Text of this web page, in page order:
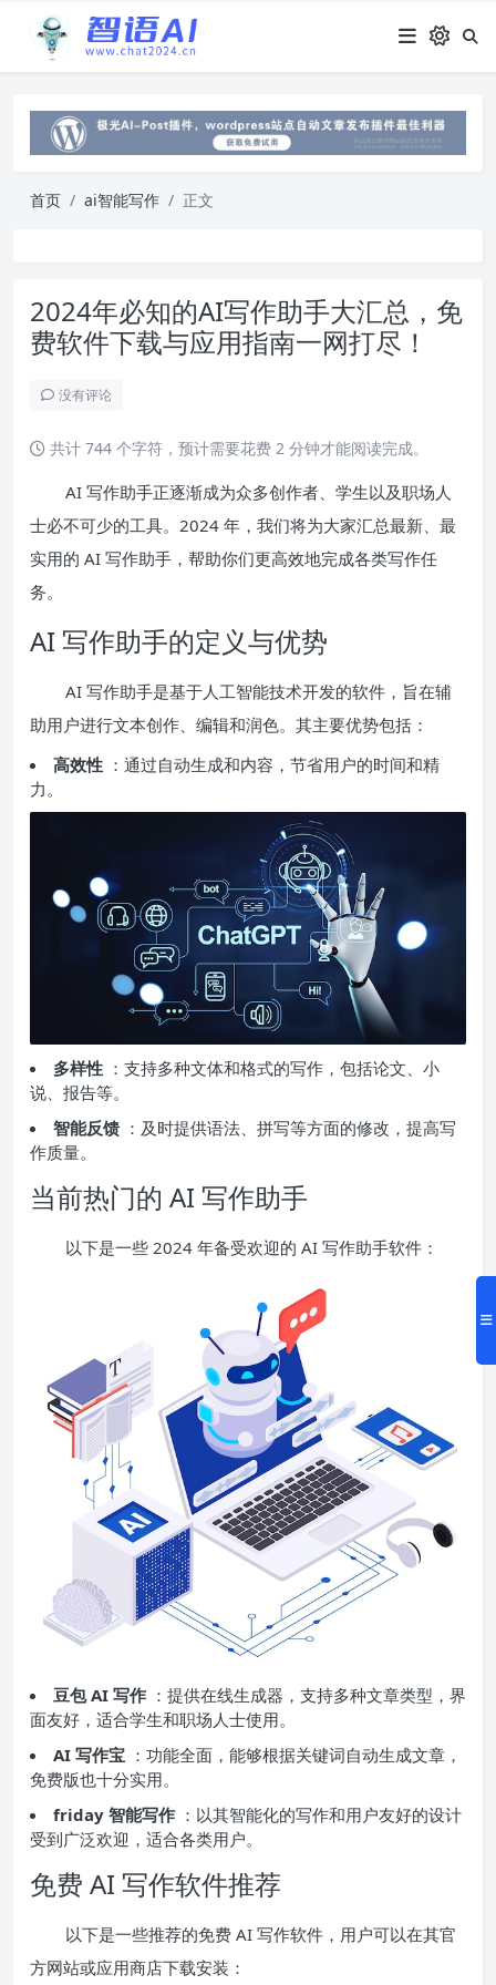
首页 ai智能写作 正文
2024年必知的AI写作助手大汇总，免
费软件下载与应用指南一网打尽！
没有评论
共计 744 个字符，预计需要花费 2 分钟才能阅读完成。
AI 写作助手正逐渐成为众多创作者、学生以及职场人
士必不可少的工具。2024 年，我们将为大家汇总最新、最
实用的 AI 写作助手，帮助你们更高效地完成各类写作任
务。
AI 写作助手的定义与优势
AI 写作助手是基于人工智能技术开发的软件，旨在辅
助用户进行文本创作、编辑和润色。其主要优势包括：
高效性 ：通过自动生成和内容，节省用户的时间和精
力。
多样性 ：支持多种文体和格式的写作，包括论文、小
说、报告等。
智能反馈 ：及时提供语法、拼写等方面的修改，提高写
作质量。
当前热门的 AI 写作助手
以下是一些 2024 年备受欢迎的 AI 写作助手软件：
豆包 AI 写作 ：提供在线生成器，支持多种文章类型，界
面友好，适合学生和职场人士使用。
AI 写作宝 ：功能全面，能够根据关键词自动生成文章，
免费版也十分实用。
friday 智能写作 ：以其智能化的写作和用户友好的设计
受到广泛欢迎，适合各类用户。
免费 AI 写作软件推荐
以下是一些推荐的免费 AI 写作软件，用户可以在其官
方网站或应用商店下载安装：